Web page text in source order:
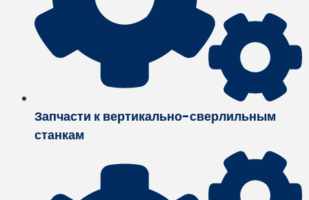
Запчасти к вертикально-сверлильным
станкам